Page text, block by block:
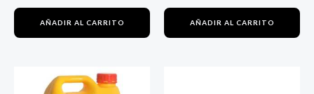
AÑADIR AL CARRITO AÑADIR AL CARRITO